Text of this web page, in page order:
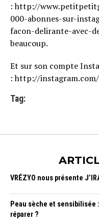
: http://
000-abonnes-sur-
facon-delirante-avec-
beaucoup.
Et sur son compte
: http://
Tag:
VRÉZYO nous présente
Peau sèche et
réparer ?